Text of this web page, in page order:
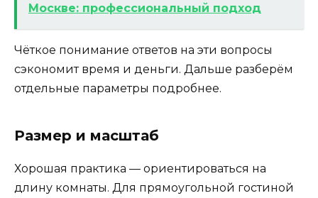
Москве: профессиональный подход
Чёткое понимание ответов на эти вопросы
сэкономит время и деньги. Дальше разберём
отдельные параметры подробнее.
Размер и масштаб
Хорошая практика — ориентироваться на
длину комнаты. Для прямоугольной гостиной